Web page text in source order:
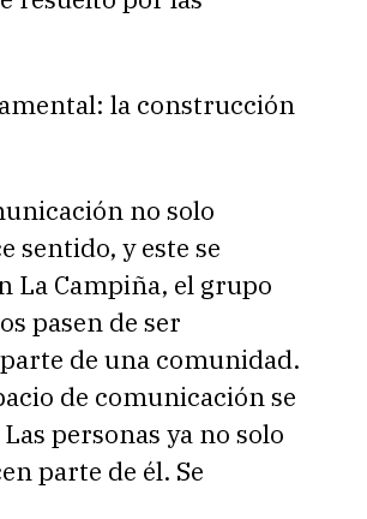
la construcción
no solo
y este se
La Campiña, el grupo
pasen de ser
de una comunidad.
de comunicación se
personas ya no solo
parte de él. Se